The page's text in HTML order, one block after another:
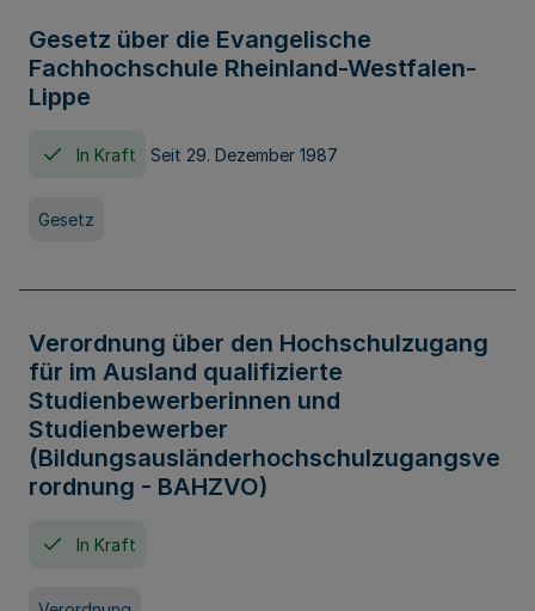
Gesetz über die Evangelische
Fachhochschule Rheinland-Westfalen-
Lippe
In Kraft Seit 29. Dezember 1987
Gesetz
Verordnung über den Hochschulzugang
für im Ausland qualifizierte
Studienbewerberinnen und
Studienbewerber
(Bildungsausländerhochschulzugangsve
rordnung - BAHZVO)
In Kraft